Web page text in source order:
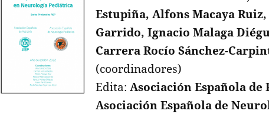
Estupiña, Alfons Macaya
Garrido, Ignacio Malaga
Carrera Rocío Sánchez-
(coordinadores)
Edita:Asociación Española de
Asociación Española de